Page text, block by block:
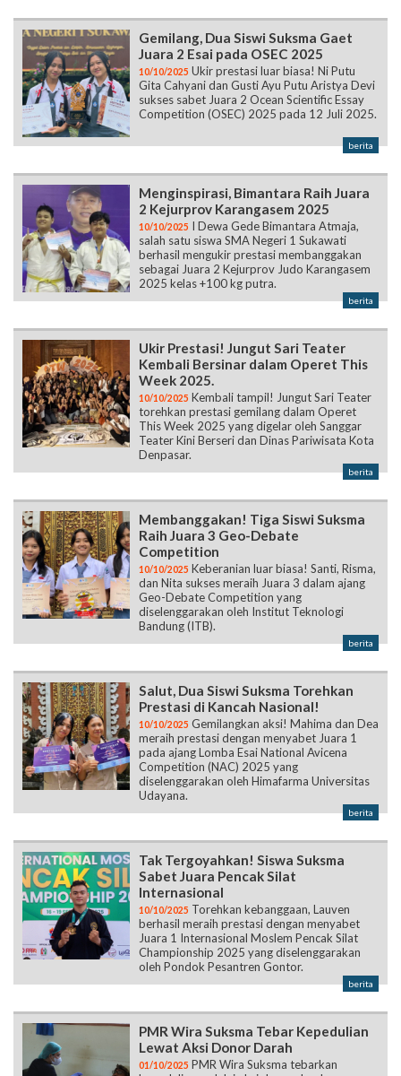
Gemilang, Dua Siswi Suksma Gaet
Juara 2 Esai pada OSEC 2025
10/10/2025 Ukir prestasi luar biasa! Ni Putu
Gita Cahyani dan Gusti Ayu Putu Aristya Devi
sukses sabet Juara 2 Ocean Scientific Essay
Competition (OSEC) 2025 pada 12 Juli 2025.
berita
Menginspirasi, Bimantara Raih Juara
2 Kejurprov Karangasem 2025
10/10/2025 I Dewa Gede Bimantara Atmaja,
salah satu siswa SMA Negeri 1 Sukawati
berhasil mengukir prestasi membanggakan
sebagai Juara 2 Kejurprov Judo Karangasem
2025 kelas +100 kg putra.
berita
Ukir Prestasi! Jungut Sari Teater
Kembali Bersinar dalam Operet This
Week 2025.
10/10/2025 Kembali tampil! Jungut Sari Teater
torehkan prestasi gemilang dalam Operet
This Week 2025 yang digelar oleh Sanggar
Teater Kini Berseri dan Dinas Pariwisata Kota
Denpasar.
berita
Membanggakan! Tiga Siswi Suksma
Raih Juara 3 Geo-Debate
Competition
10/10/2025 Keberanian luar biasa! Santi, Risma,
dan Nita sukses meraih Juara 3 dalam ajang
Geo-Debate Competition yang
diselenggarakan oleh Institut Teknologi
Bandung (ITB).
berita
Salut, Dua Siswi Suksma Torehkan
Prestasi di Kancah Nasional!
10/10/2025 Gemilangkan aksi! Mahima dan Dea
meraih prestasi dengan menyabet Juara 1
pada ajang Lomba Esai National Avicena
Competition (NAC) 2025 yang
diselenggarakan oleh Himafarma Universitas
Udayana.
berita
Tak Tergoyahkan! Siswa Suksma
Sabet Juara Pencak Silat
Internasional
10/10/2025 Torehkan kebanggaan, Lauven
berhasil meraih prestasi dengan menyabet
Juara 1 Internasional Moslem Pencak Silat
Championship 2025 yang diselenggarakan
oleh Pondok Pesantren Gontor.
berita
PMR Wira Suksma Tebar Kepedulian
Lewat Aksi Donor Darah
01/10/2025 PMR Wira Suksma tebarkan